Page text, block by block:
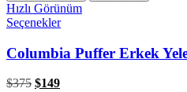
Hızlı Görünüm
Seçenekler
Columbia Puffer Erkek
$375 $149